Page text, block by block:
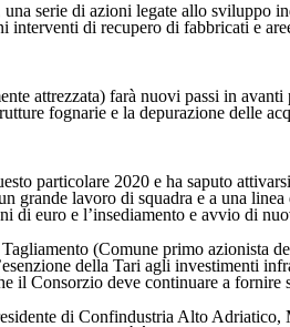
serie di azioni legate allo sviluppo
di recupero di fabbricati e
attrezzata) farà nuovi passi in
fognarie e la depurazione delle
particolare 2020 e ha saputo
grande lavoro di squadra e a una
di euro e l’insediamento e avvio di
(Comune primo azionista
della Tari agli investimenti
il Consorzio deve continuare a fornire
di Confindustria Alto